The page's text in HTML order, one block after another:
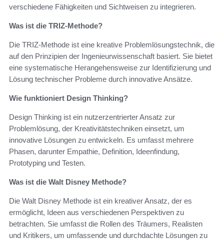
verschiedene Fähigkeiten und Sichtweisen zu integrieren.
Was ist die TRIZ-Methode?
Die TRIZ-Methode ist eine kreative Problemlösungstechnik, die
auf den Prinzipien der Ingenieurwissenschaft basiert. Sie bietet
eine systematische Herangehensweise zur Identifizierung und
Lösung technischer Probleme durch innovative Ansätze.
Wie funktioniert Design Thinking?
Design Thinking ist ein nutzerzentrierter Ansatz zur
Problemlösung, der Kreativitätstechniken einsetzt, um
innovative Lösungen zu entwickeln. Es umfasst mehrere
Phasen, darunter Empathie, Definition, Ideenfindung,
Prototyping und Testen.
Was ist die Walt Disney Methode?
Die Walt Disney Methode ist ein kreativer Ansatz, der es
ermöglicht, Ideen aus verschiedenen Perspektiven zu
betrachten. Sie umfasst die Rollen des Träumers, Realisten
und Kritikers, um umfassende und durchdachte Lösungen zu